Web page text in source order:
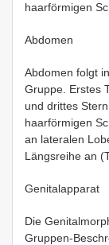
haarförmigen
Abdomen
Abdomen folgt
Gruppe. Erstes
und drittes
haarförmigen
an lateralen
Längsreihe an
Genitalapparat
Die
Gruppen-